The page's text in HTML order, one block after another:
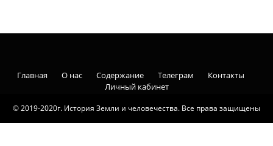
© 2019-2020г. История Земли и человечества. Все права защищены
Главная О нас Содержание Телеграм
Контакты
Личный кабинет